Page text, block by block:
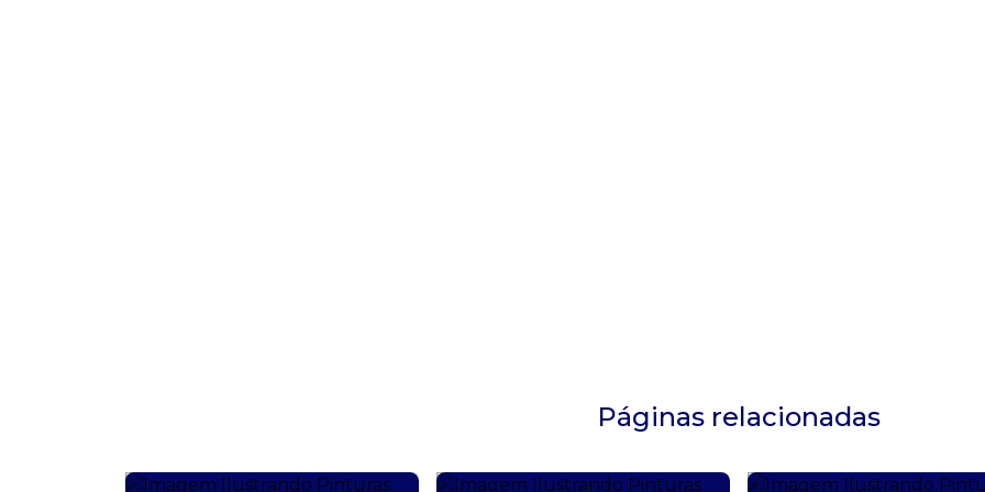
Páginas relacionadas